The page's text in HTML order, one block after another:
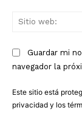
Guardar mi
navegador la
Este sitio está
privacidad y los